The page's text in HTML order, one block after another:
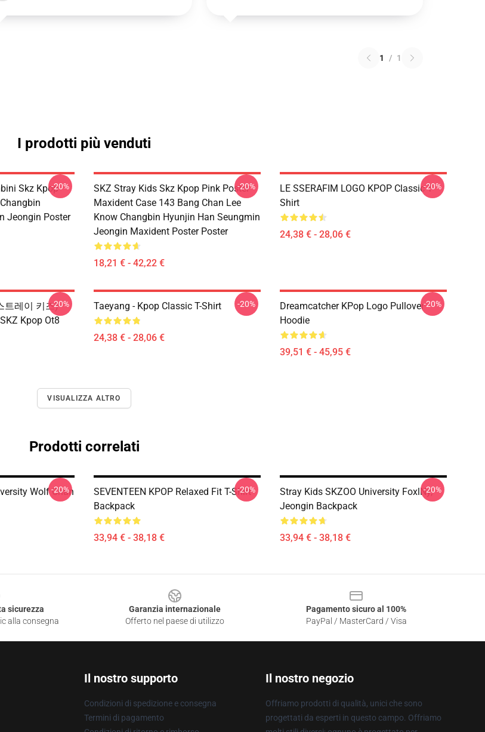
1 / 1
I prodotti più venduti
Skz Kpop
Jeongin Poster
-20%
SKZ Stray Kids Skz Kpop Pink Poster
Maxident Case 143 Bang Chan Lee
Know Changbin Hyunjin Han Seungmin
Jeongin Maxident Poster Poster
18,21 € - 42,22 €
-20%
LE SSERAFIM LOGO KPOP Classic T-
Shirt
24,38 € - 28,06 €
-20%
트레이 키즈)
Kpop Ot8
-20% Taeyang - Kpop Classic T-Shirt
24,38 € - 28,06 €
-20%
Dreamcatcher KPop Logo Pullover
Hoodie
39,51 € - 45,95 €
-20%
VISUALIZZA ALTRO
Prodotti correlati
Wolf Chan
-20%
SEVENTEEN KPOP Relaxed Fit T-Shirt
Backpack
33,94 € - 38,18 €
-20%
Stray Kids SKZOO University FoxlNy,
Jeongin Backpack
33,94 € - 38,18 €
-20%
sicurezza
alla consegna
Garanzia internazionale
Offerto nel paese di utilizzo
Pagamento sicuro al 100%
PayPal / MasterCard / Visa
Il nostro supporto
Condizioni di spedizione e consegna
Termini di pagamento
Il nostro negozio
Offriamo prodotti di qualità, unici che sono
progettati da esperti in questo campo. Offriamo